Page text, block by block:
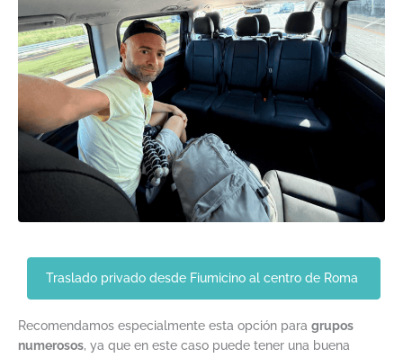
Traslado privado desde Fiumicino al centro de Roma
Recomendamos especialmente esta opción para grupos
numerosos, ya que en este caso puede tener una buena